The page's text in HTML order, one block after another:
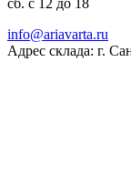
сб. с 12 до 18
ur.atravaira@ofni
Адрес склада: г.